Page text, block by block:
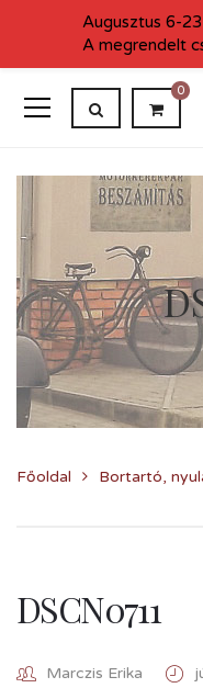
0
Főoldal Bortartó,
DSCN0711
Marczis Erika
Augusztus 6-
A megrendelt